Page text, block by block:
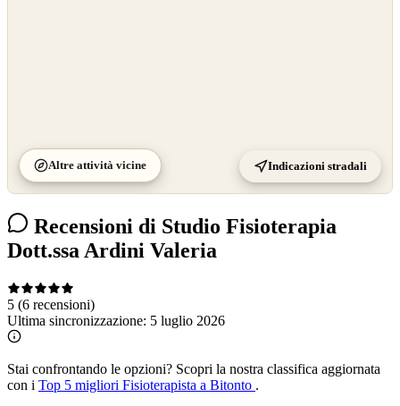
Altre attività vicine Indicazioni stradali
Recensioni di Studio Fisioterapia
Dott.ssa Ardini Valeria
5 (6 recensioni)
Ultima sincronizzazione: 5 luglio 2026
Stai confrontando le opzioni? Scopri la nostra classifica aggiornata
con i Top 5 migliori Fisioterapista a Bitonto .